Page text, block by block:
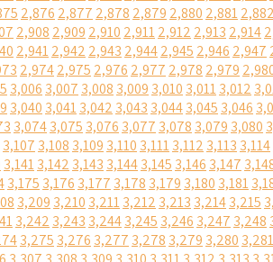
2,876 2,877 2,878 2,879 2,880 2,8812,882
2,908 2,909 2,910 2,9112,912 2,913 2,914
2,9412,942 2,943 2,9442,945 2,946 2,947
2,9742,975 2,976 2,977 2,978 2,979
3,006 3,007 3,008 3,009 3,010 3,0113,012
3,040 3,0413,042 3,043 3,0443,045 3,046
3,0743,075 3,076 3,077 3,078 3,079 3,080
3,107 3,108 3,109 3,110 3,1113,112 3,113 3,114
3,1413,142 3,143 3,1443,145 3,146 3,147
3,175 3,176 3,177 3,178 3,179 3,180 3,181
3,209 3,210 3,2113,212 3,213 3,2143,215
3,242 3,243 3,2443,245 3,246 3,247 3,248
3,275 3,276 3,277 3,278 3,279 3,280 3,281